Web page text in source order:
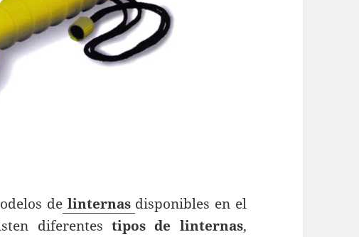
de linternas disponibles en el
diferentestipos de linternas,